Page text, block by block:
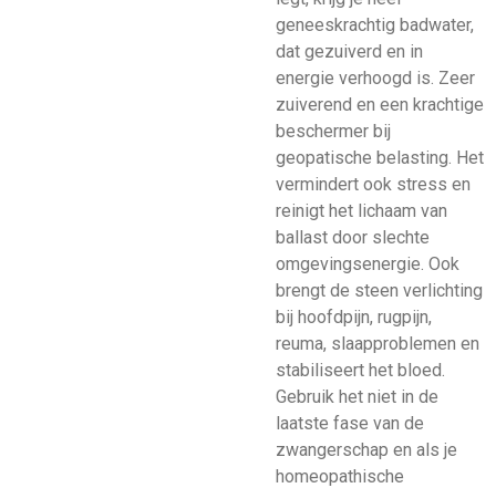
geneeskrachtig badwater,
dat gezuiverd en in
energie verhoogd is. Zeer
zuiverend en een krachtige
beschermer bij
geopatische belasting. Het
vermindert ook stress en
reinigt het lichaam van
ballast door slechte
omgevingsenergie. Ook
brengt de steen verlichting
bij hoofdpijn, rugpijn,
reuma, slaapproblemen en
stabiliseert het bloed.
Gebruik het niet in de
laatste fase van de
zwangerschap en als je
homeopathische